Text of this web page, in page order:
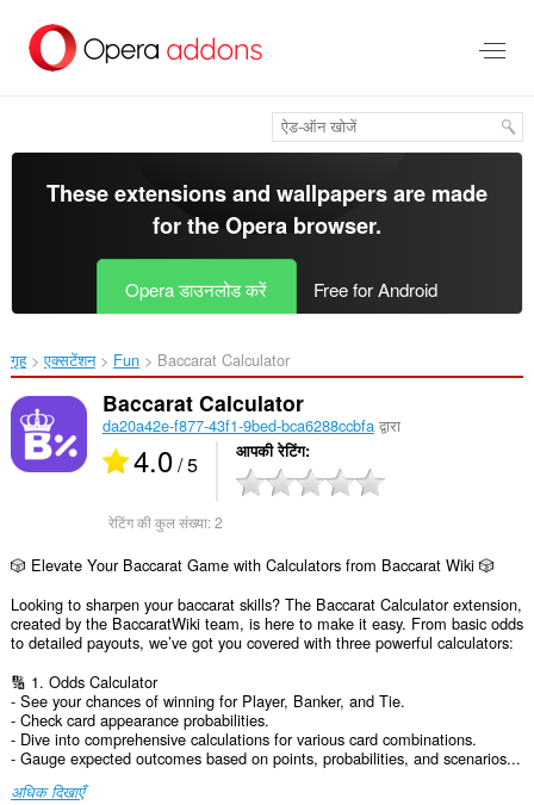
सामग्री
These extensions and wallpapers are made
for theOpera browser.
Opera डाउनलोड करें Free for Android
गृह एक्सटेंशन Fun Baccarat Calculator‎
Baccarat Calculator
da20a42e-f877-43f1-9bed-bca6288ccbfa द्वारा
4.0/ 5 आपकी रेटिंग
रेटिंग की कुल संख्या:2
🎲 Elevate Your Baccarat Game with Calculators from Baccarat Wiki 🎲
Looking to sharpen your baccarat skills? The Baccarat Calculator extension,
created by the BaccaratWiki team, is here to make it easy. From basic odds
to detailed payouts, we’ve got you covered with three powerful calculators:
🔢 1. Odds Calculator
- See your chances of winning for Player, Banker, and Tie.
- Check card appearance probabilities.
- Dive into comprehensive calculations for various card combinations.
- Gauge expected outcomes based on points, probabilities, and scenarios...
अधिक दिखाएँ